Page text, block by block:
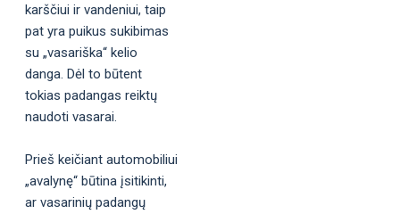
karščiui ir vandeniui, taip
pat yra puikus sukibimas
su „vasariška“ kelio
danga. Dėl to būtent
tokias padangas reiktų
naudoti vasarai.
Prieš keičiant automobiliui
„avalynę“ būtina įsitikinti,
ar vasarinių padangų